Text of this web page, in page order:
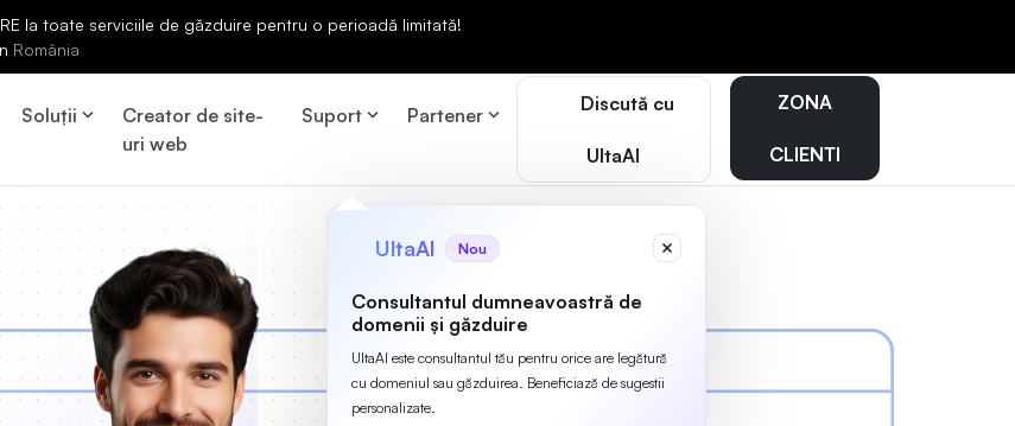
la toate serviciile de găzduire pentru o perioadă limitată!
România
Soluții
Creator de site-
uri web
Suport Partener Discută cu
UltaAI
UltaAI Nou
Consultantul dumneavoastră de
domenii și găzduire
UltaAI este consultantul tău pentru orice are legătură
cu domeniul sau găzduirea. Beneficiază de sugestii
personalizate.
ZONA
CLIENTI